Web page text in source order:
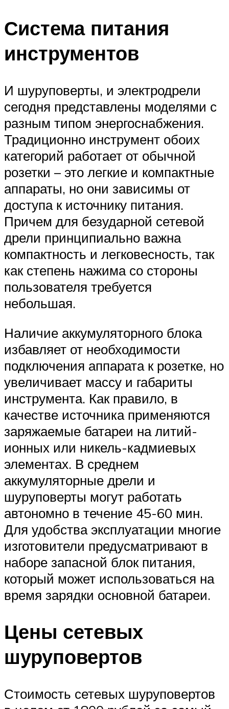
Система питания
инструментов
И шуруповерты, и электродрели
сегодня представлены моделями с
разным типом энергоснабжения.
Традиционно инструмент обоих
категорий работает от обычной
розетки – это легкие и компактные
аппараты, но они зависимы от
доступа к источнику питания.
Причем для безударной сетевой
дрели принципиально важна
компактность и легковесность, так
как степень нажима со стороны
пользователя требуется
небольшая.
Наличие аккумуляторного блока
избавляет от необходимости
подключения аппарата к розетке, но
увеличивает массу и габариты
инструмента. Как правило, в
качестве источника применяются
заряжаемые батареи на литий-
ионных или никель-кадмиевых
элементах. В среднем
аккумуляторные дрели и
шуруповерты могут работать
автономно в течение 45-60 мин.
Для удобства эксплуатации многие
изготовители предусматривают в
наборе запасной блок питания,
который может использоваться на
время зарядки основной батареи.
Цены сетевых
шуруповертов
Стоимость сетевых шуруповертов